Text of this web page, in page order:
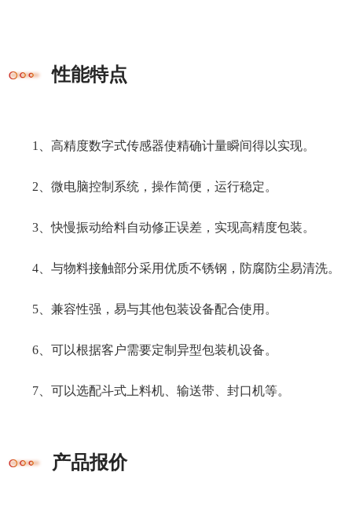
性能特点
1、高精度数字式传感器使精确计量瞬间得以实现。
2、微电脑控制系统，操作简便，运行稳定。
3、快慢振动给料自动修正误差，实现高精度包装。
4、与物料接触部分采用优质不锈钢，防腐防尘易清洗。
5、兼容性强，易与其他包装设备配合使用。
6、可以根据客户需要定制异型包装机设备。
7、可以选配斗式上料机、输送带、封口机等。
产品报价